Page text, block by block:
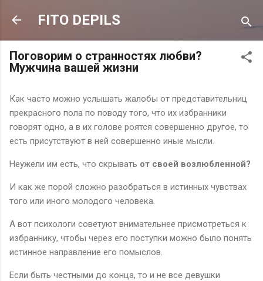
К основному контенту
FITO DEPILS
Поговорим о странностях любви?
Мужчина вашей жизни
Как часто можно услышать жалобы от представительниц
прекрасного пола по поводу того, что их избранники
говорят одно, а в их голове роятся совершенно другое, то
есть присутствуют в ней совершенно иные мысли.
Неужели им есть, что скрывать от своей возлюбленной?
И как же порой сложно разобраться в истинных чувствах
того или иного молодого человека.
А вот психологи советуют внимательнее присмотреться к
избраннику, чтобы через его поступки можно было понять
истинное направление его помыслов.
Если быть честными до конца, то и не все девушки